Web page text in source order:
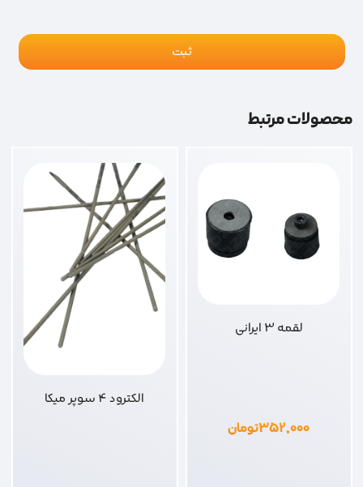
محصولات مرتبط
لقمه 3 ایرانی
۳۵۲,۰۰۰تومان
الکترود 4 سوپر میکا